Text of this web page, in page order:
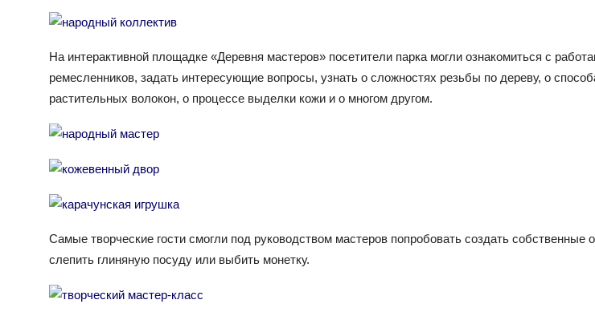
На интерактивной площадке «Деревня мастеров» посетители парка могли ознакомиться с
ремесленников, задать интересующие вопросы, узнать о сложностях резьбы по дереву, о
растительных волокон, о процессе выделки кожи и о многом другом.
Самые творческие гости смогли под руководством мастеров попробовать создать собственные
слепить глиняную посуду или выбить монетку.